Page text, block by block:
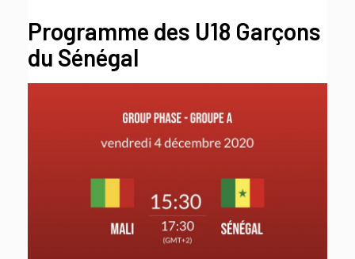
Programme des U18 Garçons
du Sénégal